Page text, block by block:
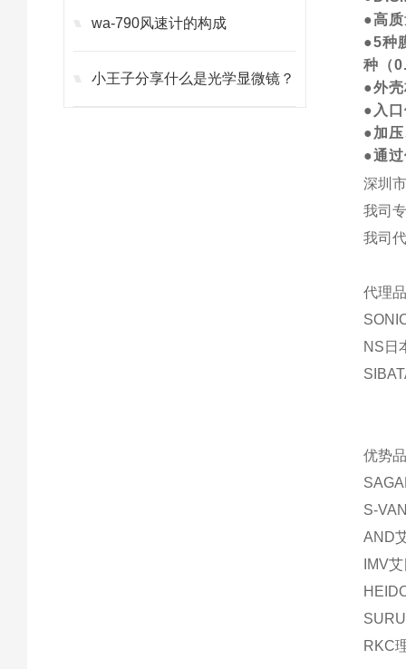
wa-790风速计的构成
小王子分享什么是光学显微镜？
●高
●5种
种（
●外
●入
●加
●通
深圳
我司
我司
代理
NS日
优势
S-
AND
IMV
RKC